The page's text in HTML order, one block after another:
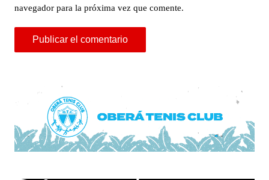
navegador para la próxima vez que comente.